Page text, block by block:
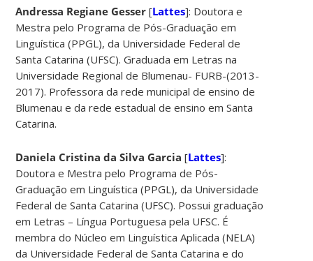
Andressa Regiane Gesser[Lattes]: Doutora e
Mestra pelo Programa de Pós-Graduação em
Linguística (PPGL), da Universidade Federal de
Santa Catarina (UFSC). Graduada em Letras na
Universidade Regional de Blumenau- FURB-(2013-
2017). Professora da rede municipal de ensino de
Blumenau e da rede estadual de ensino em Santa
Catarina.
Daniela Cristina da Silva Garcia [Lattes]:
Doutora e Mestra pelo Programa de Pós-
Graduação em Linguística (PPGL), da Universidade
Federal de Santa Catarina (UFSC). Possui graduação
em Letras – Língua Portuguesa pela UFSC. É
membra do Núcleo em Linguística Aplicada (NELA)
da Universidade Federal de Santa Catarina e do